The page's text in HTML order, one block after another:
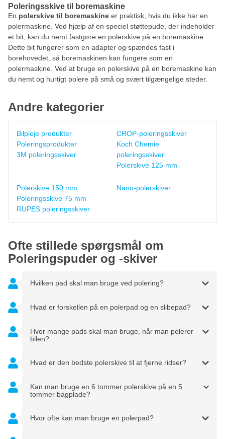
Poleringsskive til boremaskine
En polerskive til boremaskine er praktisk, hvis du ikke har en
polermaskine. Ved hjælp af en speciel støttepude, der indeholder
et bit, kan du nemt fastgøre en polerskive på en boremaskine.
Dette bit fungerer som en adapter og spændes fast i
borehovedet, så boremaskinen kan fungere som en
polermaskine. Ved at bruge en polerskive på en boremaskine kan
du nemt og hurtigt polere på små og svært tilgængelige steder.
Andre kategorier
Bilpleje produkter
Poleringsprodukter
3M poleringsskiver
CROP-poleringsskiver
Koch Chemie
poleringsskiver
Polerskive 125 mm
Polerskive 150 mm
Poleringsskive 75 mm
RUPES poleringsskiver
Nano-polerskiver
Ofte stillede spørgsmål om
Poleringspuder og -skiver
Hvilken pad skal man bruge ved polering?
Hvad er forskellen på en polerpad og en slibepad?
Hvor mange pads skal man bruge, når man polerer
bilen?
Hvad er den bedste polerskive til at fjerne ridser?
Kan man bruge en 6 tommer polerskive på en 5
tommer bagplade?
Hvor ofte kan man bruge en polerpad?